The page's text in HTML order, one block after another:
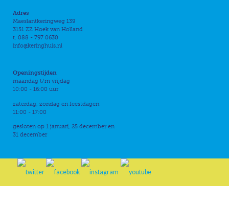
Adres
Maeslantkeringweg 139
3151 ZZ Hoek van Holland
t. 088 - 797 0630
info@keringhuis.nl
Openingstijden
maandag t/m vrijdag
10:00 - 16:00 uur
zaterdag, zondag en feestdagen
11:00 - 17:00
gesloten op 1 januari, 25 december en
31 december